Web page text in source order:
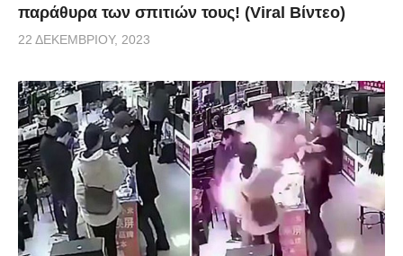
παράθυρα των σπιτιών τους! (Viral Βίντεο)
22 ΔΕΚΕΜΒΡΊΟΥ, 2023